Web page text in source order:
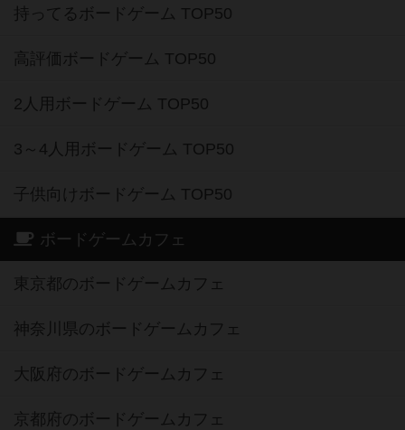
持ってるボードゲーム TOP50
高評価ボードゲーム TOP50
2人用ボードゲーム TOP50
3～4人用ボードゲーム TOP50
子供向けボードゲーム TOP50
ボードゲームカフェ
東京都のボードゲームカフェ
神奈川県のボードゲームカフェ
大阪府のボードゲームカフェ
京都府のボードゲームカフェ